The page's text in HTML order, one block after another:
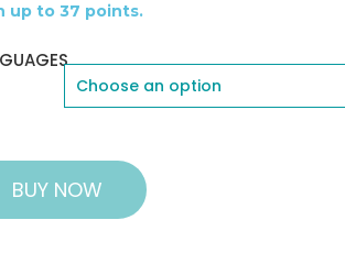
up to 37 points.
BUY NOW